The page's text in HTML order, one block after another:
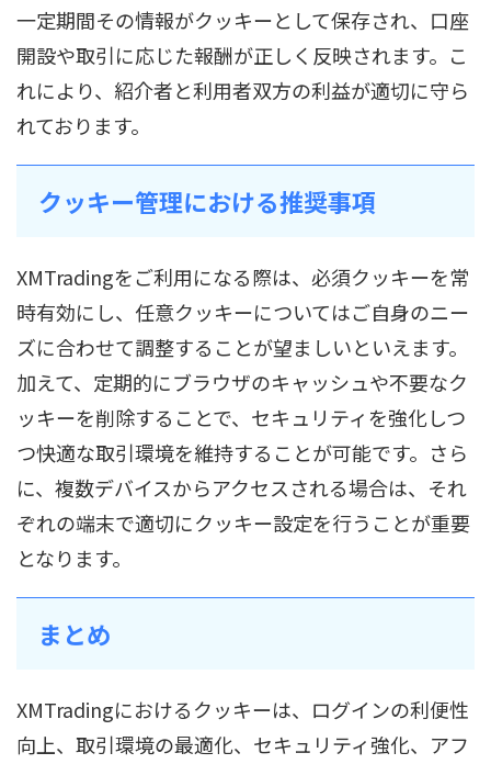
一定期間その情報がクッキーとして保存され、口座
開設や取引に応じた報酬が正しく反映されます。こ
れにより、紹介者と利用者双方の利益が適切に守ら
れております。
クッキー管理における推奨事項
XMTradingをご利用になる際は、必須クッキーを常
時有効にし、任意クッキーについてはご自身のニー
ズに合わせて調整することが望ましいといえます。
加えて、定期的にブラウザのキャッシュや不要なク
ッキーを削除することで、セキュリティを強化しつ
つ快適な取引環境を維持することが可能です。さら
に、複数デバイスからアクセスされる場合は、それ
ぞれの端末で適切にクッキー設定を行うことが重要
となります。
まとめ
XMTradingにおけるクッキーは、ログインの利便性
向上、取引環境の最適化、セキュリティ強化、アフ